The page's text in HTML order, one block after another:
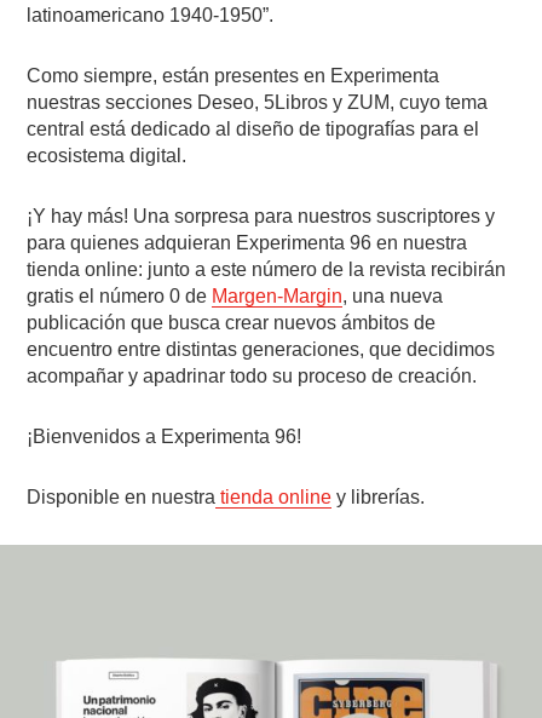
latinoamericano 1940-1950”.
Como siempre, están presentes en Experimenta
nuestras secciones Deseo, 5Libros y ZUM, cuyo tema
central está dedicado al diseño de tipografías para el
ecosistema digital.
¡Y hay más! Una sorpresa para nuestros suscriptores y
para quienes adquieran Experimenta 96 en nuestra
tienda online: junto a este número de la revista recibirán
gratis el número 0 de Margen-Margin, una nueva
publicación que busca crear nuevos ámbitos de
encuentro entre distintas generaciones, que decidimos
acompañar y apadrinar todo su proceso de creación.
¡Bienvenidos a Experimenta 96!
Disponible en nuestra tienda online y librerías.